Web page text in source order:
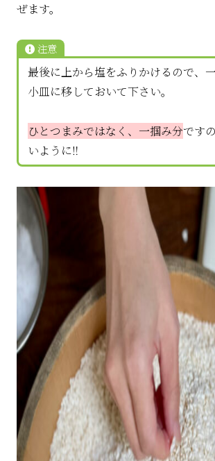
ぜます。
注意
最後に上から塩をふりかけるので、
小皿に移しておいて下さい。
ひとつまみではなく、一掴み分です
いように‼️